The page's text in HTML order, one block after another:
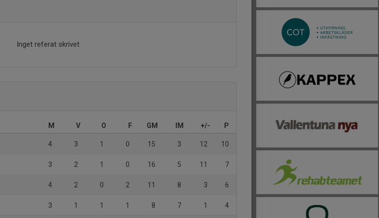
Inget referat skrivet
M V O F GM IM +/- P
4 3 1 0 15 3 12 10
3 2 1 0 16 5 11 7
4 2 0 2 11 8 3 6
3 1 1 1 8 7 1 4